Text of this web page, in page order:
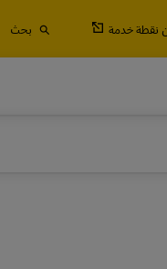
نقطة خدمة بحث